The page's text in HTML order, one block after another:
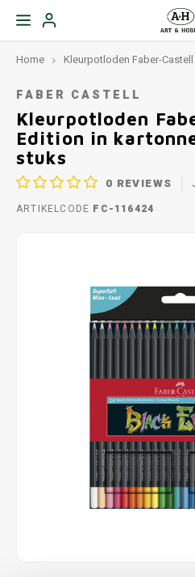
Home Kleurpotloden Faber-Castell
FABER CASTELL
Kleurpotloden
Edition in
stuks
0 REVIEWS
ARTIKELCODE FC-116424